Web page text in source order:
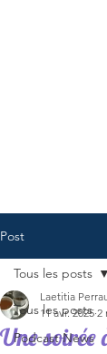
Post
Tous les posts
Podcast News
Tous les posts
Une soirée
Laetitia
11 avr. 2025 2